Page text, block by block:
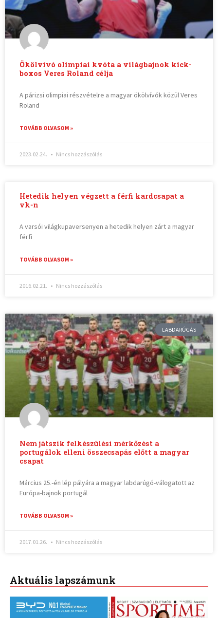
Ökölvívó olimpiai kvóta a világbajnok kick-
boxos Veres Roland célja
A párizsi olimpiai részvételre a magyar ökölvívók közül Veres
Roland
TOVÁBB OLVASOM »
2023.02.24. Nincs hozzászólás
Hetedik helyen végzett a férfi kardcsapat a
vk-n
A varsói világkupaversenyen a hetedik helyen zárt a magyar
férfi
TOVÁBB OLVASOM »
2016.02.21. Nincs hozzászólás
LABDARÚGÁS
Nem játszik felkészülési mérkőzést a
portugálok elleni összecsapás előtt a magyar
csapat
Március 25.-én lép pályára a magyar labdarúgó-válogatott az
Európa-bajnok portugál
TOVÁBB OLVASOM »
2017.01.26. Nincs hozzászólás
Aktuális lapszámunk